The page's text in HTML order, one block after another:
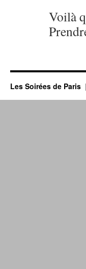
Voilà
Les Soirées de Paris